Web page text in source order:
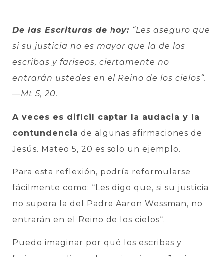
De las Escrituras de hoy: “Les aseguro que
si su justicia no es mayor que la de los
escribas y fariseos, ciertamente no
entrarán ustedes en el Reino de los cielos“.
—Mt 5, 20.
A veces es difícil captar la audacia y la
contundencia de algunas afirmaciones de
Jesús. Mateo 5, 20 es solo un ejemplo.
Para esta reflexión, podría reformularse
fácilmente como: “Les digo que, si su justicia
no supera la del Padre Aaron Wessman, no
entrarán en el Reino de los cielos“.
Puedo imaginar por qué los escribas y